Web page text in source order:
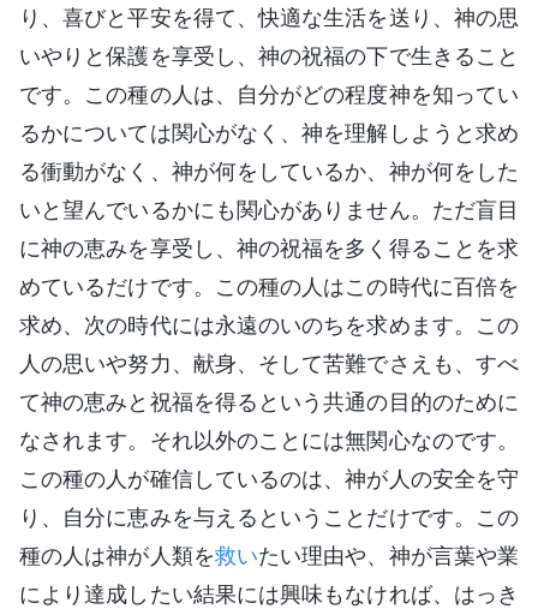
り、喜びと平安を得て、快適な生活を送り、神の思
いやりと保護を享受し、神の祝福の下で生きること
です。この種の人は、自分がどの程度神を知ってい
るかについては関心がなく、神を理解しようと求め
る衝動がなく、神が何をしているか、神が何をした
いと望んでいるかにも関心がありません。ただ盲目
に神の恵みを享受し、神の祝福を多く得ることを求
めているだけです。この種の人はこの時代に百倍を
求め、次の時代には永遠のいのちを求めます。この
人の思いや努力、献身、そして苦難でさえも、すべ
て神の恵みと祝福を得るという共通の目的のために
なされます。それ以外のことには無関心なのです。
この種の人が確信しているのは、神が人の安全を守
り、自分に恵みを与えるということだけです。この
種の人は神が人類を救いたい理由や、神が言葉や業
により達成したい結果には興味もなければ、はっき